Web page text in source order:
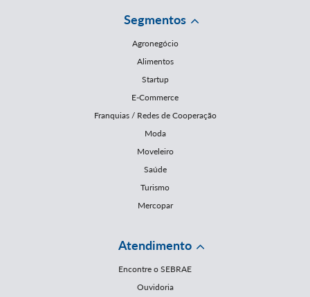
Segmentos
Agronegócio
Alimentos
Startup
E-Commerce
Franquias / Redes de Cooperação
Moda
Moveleiro
Saúde
Turismo
Mercopar
Atendimento
Encontre o SEBRAE
Ouvidoria